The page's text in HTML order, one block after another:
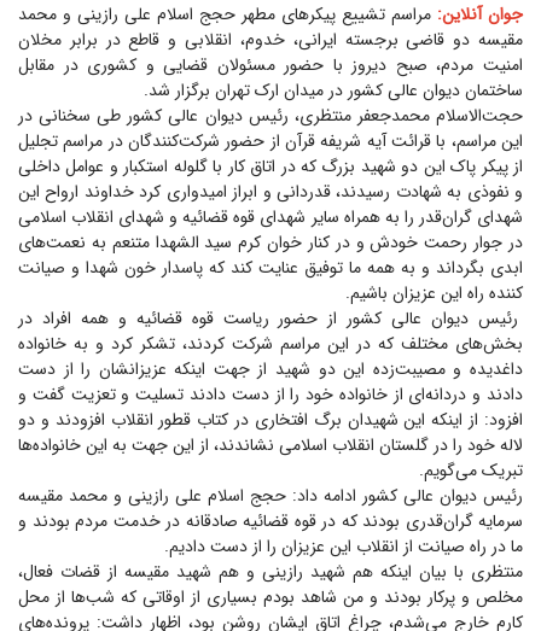
جوان آنلاین: مراسم تشییع پیکر‌های مطهر حجج اسلام علی رازینی و محمد
مقیسه دو قاضی برجسته ایرانی، خدوم، انقلابی و قاطع در برابر مخلان
امنیت مردم، صبح دیروز با حضور مسئولان قضایی و کشوری در مقابل
ساختمان دیوان عالی کشور در میدان ارک تهران برگزار شد.
حجت‌الاسلام محمدجعفر منتظری، رئیس دیوان عالی کشور طی سخنانی در
این مراسم، با قرائت آیه شریفه قرآن از حضور شرکت‌کنندگان در مراسم تجلیل
از پیکر پاک این دو شهید بزرگ که در اتاق کار با گلوله استکبار و عوامل داخلی
و نفوذی به شهادت رسیدند، قدردانی و ابراز امیدواری کرد خداوند ارواح این
شهدای گران‌قدر را به همراه سایر شهدای قوه قضائیه و شهدای انقلاب اسلامی
در جوار رحمت خودش و در کنار خوان کرم سید الشهدا متنعم به نعمت‌های
ابدی بگرداند و به همه ما توفیق عنایت کند که پاسدار خون شهدا و صیانت
کننده راه این عزیزان باشیم.
رئیس دیوان عالی کشور از حضور ریاست قوه قضائیه و همه افراد در
بخش‌های مختلف که در این مراسم شرکت کردند، تشکر کرد و به خانواده
داغدیده و مصیبت‌زده این دو شهید از جهت اینکه عزیزانشان را از دست
دادند و دردانه‌ای از خانواده خود را از دست دادند تسلیت و تعزیت گفت و
افزود: از اینکه این شهیدان برگ افتخاری در کتاب قطور انقلاب افزودند و دو
لاله خود را در گلستان انقلاب اسلامی نشاندند، از این جهت به این خانواده‌ها
تبریک می‌گویم.
رئیس دیوان عالی کشور ادامه داد: حجج اسلام علی رازینی و محمد مقیسه
سرمایه گرا‌ن‌قدری بودند که در قوه قضائیه صادقانه در خدمت مردم بودند و
ما در راه صیانت از انقلاب این عزیزان را از دست دادیم.
منتظری با بیان اینکه هم شهید رازینی و هم شهید مقیسه از قضات فعال،
مخلص و پرکار بودند و من شاهد بودم بسیاری از اوقاتی که شب‌ها از محل
کارم خارج می‌شدم، چراغ اتاق ایشان روشن بود، اظهار داشت: پرونده‌های